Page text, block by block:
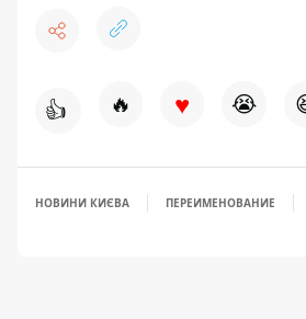
👍 🔥 ♥ 😭
НОВИНИ КИЄВА ПЕРЕИМЕНОВАНИЕ